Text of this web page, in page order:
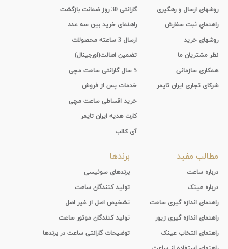
روشهای ارسال و رهگیری
راهنماي ثبت سفارش
روشهای خرید
نظر مشتریان ما
همکاری سازمانی
شرکای تجاری ایران تایمر
گارانتی 30 روز ضمانت بازگشت
راهنمای خرید بین سه عدد
ارسال 3 ساعته محصولات
تضمین اصالت(اورجینال)
5 سال گارانتی ساعت مچی
خدمات پس از فروش
خرید اقساطی ساعت مچی
کارت هدیه ایران تایمر
آی-کلاب
مطالب مفید
درباره ساعت
درباره عینک
راهنمای اندازه گیری ساعت
راهنمای اندازه گیری زیور
راهنمای انتخاب عینک
برندها
برندهای سوئیسی
تولید کنندگان ساعت
تشخیص اصل از غیر اصل
تولید کنندگان موتور ساعت
توضیحات گارانتی ساعت در برندها